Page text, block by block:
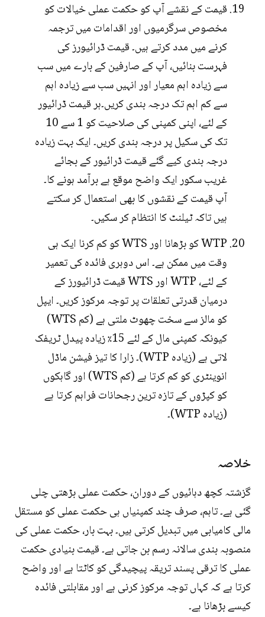
قیمت کے نقشے آپ کو حکمت عملی خیالات کو
مخصوص سرگرمیوں اور اقدامات میں ترجمہ
کرنے میں مدد کرتے ہیں۔ قیمت ڈرائیورز کی
فہرست بنائیں، آپ کے صارفین کے بارے میں سب
سے زیادہ اہم معیار اور انہیں سب سے زیادہ اہم
سے کم اہم تک درجہ بندی کریں۔ہر قیمت ڈرائیور
کے لئے، اپنی کمپنی کی صلاحیت کو 1 سے 10
تک کی سکیل پر درجہ بندی کریں۔ ایک بہت زیادہ
درجہ بندی کیے گئے قیمت ڈرائیور کے بجائے
غریب سکور ایک واضح موقع ہے برآمد ہونے کا۔
آپ قیمت کے نقشوں کا بھی استعمال کر سکتے
ہیں تاکہ ٹیلنٹ کا انتظام کر سکیں۔
WTP کو بڑھانا اور WTS کو کم کرنا ایک ہی
وقت میں ممکن ہے۔ اس دوہری فائدہ کی تعمیر
کے لئے، WTP اور WTS قیمت ڈرائیورز کے
درمیان قدرتی تعلقات پر توجہ مرکوز کریں۔ ایپل
کو مالز سے سخت چھوٹ ملتی ہے (کم WTS)
کیونکہ کمپنی مال کے لئے 15٪ زیادہ پیدل ٹریفک
لاتی ہے (زیادہ WTP)۔ زارا کا تیز فیشن ماڈل
انوینٹری کو کم کرتا ہے (کم WTS) اور گاہکوں
کو کپڑوں کے تازہ ترین رجحانات فراہم کرتا ہے
(زیادہ WTP)۔
خلاصہ
گزشتہ کچھ دہائیوں کے دوران، حکمت عملی بڑھتی چلی
گئی ہے۔ تاہم، صرف چند کمپنیاں ہی حکمت عملی کو مستقل
مالی کامیابی میں تبدیل کرتی ہیں۔ بہت بار، حکمت عملی کی
منصوبہ بندی سالانہ رسم بن جاتی ہے۔ قیمت بنیادی حکمت
عملی کا ترقی پسند تریقہ پیچیدگی کو کاٹتا ہے اور واضح
کرتا ہے کہ کہاں توجہ مرکوز کرنی ہے اور مقابلتی فائدہ
کیسے بڑھانا ہے۔